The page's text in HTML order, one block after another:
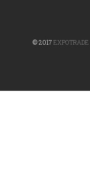
© 2017EXPOTRADE